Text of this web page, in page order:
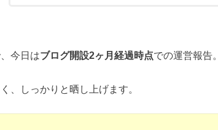
今日はブログ開設2ヶ月経過時点での運営報告。
、しっかりと晒し上げます。